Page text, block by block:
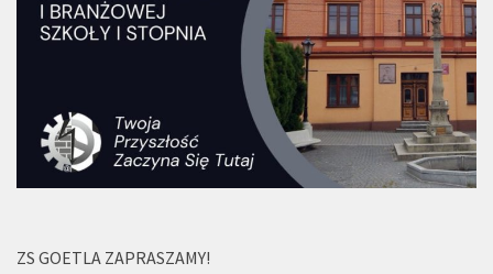
ZS GOETLA ZAPRASZAMY!